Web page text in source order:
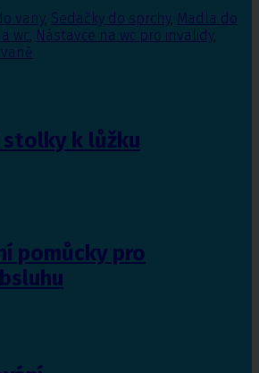
vany, Sedačky do sprchy, Madla do
wc, Nástavce na wc pro invalidy,
stolky k lůžku
pomůcky pro